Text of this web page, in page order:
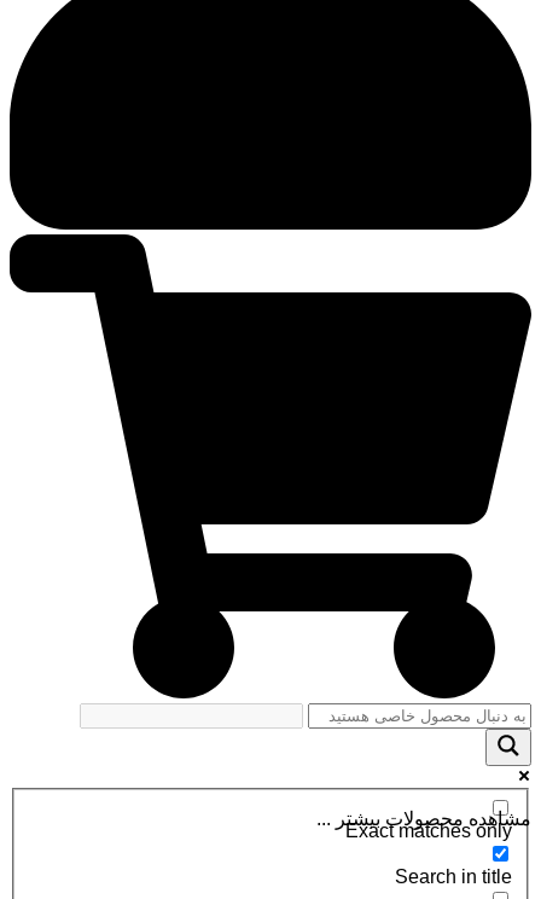
مشاهده محصولات بیشتر ...
Exact matches only
Search in title